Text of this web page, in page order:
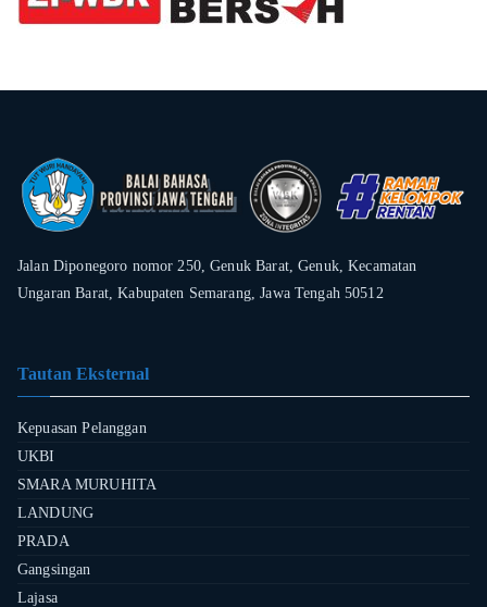
Jalan Diponegoro nomor 250, Genuk Barat, Genuk, Kecamatan
Ungaran Barat, Kabupaten Semarang, Jawa Tengah 50512
Tautan Eksternal
Kepuasan Pelanggan
UKBI
SMARA MURUHITA
LANDUNG
PRADA
Gangsingan
Lajasa